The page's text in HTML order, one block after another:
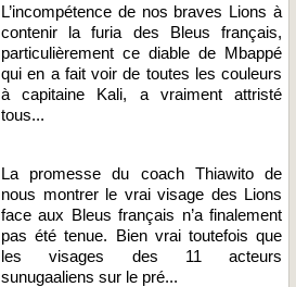
L’incompétence de nos braves Lions à
contenir la furia des Bleus français,
particulièrement ce diable de Mbappé
qui en a fait voir de toutes les couleurs
à capitaine Kali, a vraiment attristé
tous...
La promesse du coach Thiawito de
nous montrer le vrai visage des Lions
face aux Bleus français n’a finalement
pas été tenue. Bien vrai toutefois que
les visages des 11 acteurs
sunugaaliens sur le pré...